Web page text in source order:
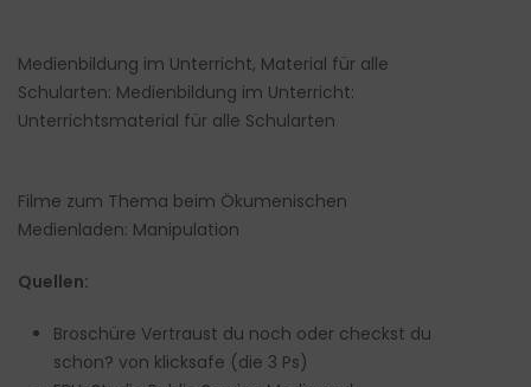
Medienbildung im Unterricht, Material für alle
Schularten: Medienbildung im Unterricht:
Unterrichtsmaterial für alle Schularten
Filme zum Thema beim Ökumenischen
Medienladen: Manipulation
Quellen:
Broschüre Vertraust du noch oder checkst du
schon? von klicksafe (die 3 Ps)